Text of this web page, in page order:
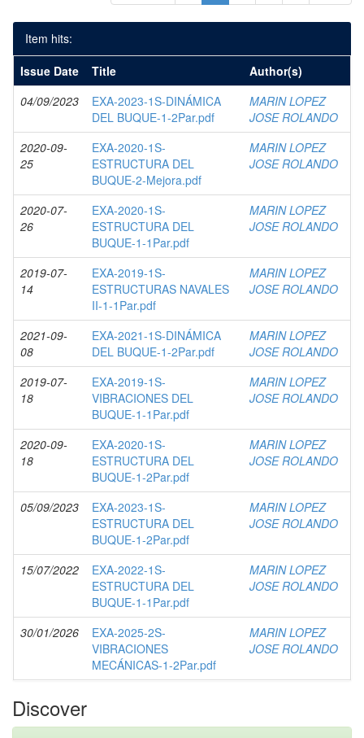
Item hits:
Issue Date
Title
Author(s)
04/09/2023
EXA-2023-1S-DINÁMICA
DEL BUQUE-1-2Par.pdf
MARIN LOPEZ
JOSE ROLANDO
2020-09-
25
EXA-2020-1S-
ESTRUCTURA DEL
BUQUE-2-Mejora.pdf
MARIN LOPEZ
JOSE ROLANDO
2020-07-
26
EXA-2020-1S-
ESTRUCTURA DEL
BUQUE-1-1Par.pdf
MARIN LOPEZ
JOSE ROLANDO
2019-07-
14
EXA-2019-1S-
ESTRUCTURAS NAVALES
II-1-1Par.pdf
MARIN LOPEZ
JOSE ROLANDO
2021-09-
08
EXA-2021-1S-DINÁMICA
DEL BUQUE-1-2Par.pdf
MARIN LOPEZ
JOSE ROLANDO
2019-07-
18
EXA-2019-1S-
VIBRACIONES DEL
BUQUE-1-1Par.pdf
MARIN LOPEZ
JOSE ROLANDO
2020-09-
18
EXA-2020-1S-
ESTRUCTURA DEL
BUQUE-1-2Par.pdf
MARIN LOPEZ
JOSE ROLANDO
05/09/2023
EXA-2023-1S-
ESTRUCTURA DEL
BUQUE-1-2Par.pdf
MARIN LOPEZ
JOSE ROLANDO
15/07/2022
EXA-2022-1S-
ESTRUCTURA DEL
BUQUE-1-1Par.pdf
MARIN LOPEZ
JOSE ROLANDO
30/01/2026
EXA-2025-2S-
VIBRACIONES
MECÁNICAS-1-2Par.pdf
MARIN LOPEZ
JOSE ROLANDO
Discover